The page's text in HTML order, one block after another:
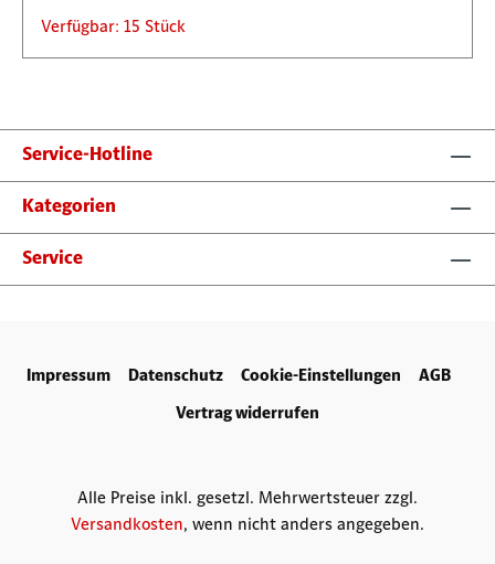
Verfügbar: 15 Stück
Service-Hotline
Kategorien
Service
Impressum Datenschutz Cookie-Einstellungen
AGB
Vertrag widerrufen
Alle Preise inkl. gesetzl. Mehrwertsteuer zzgl.
Versandkosten, wenn nicht anders angegeben.